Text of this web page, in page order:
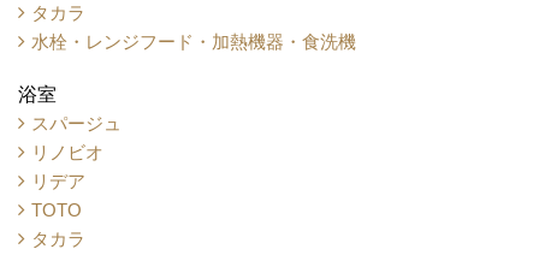
タカラ
水栓・レンジフード・加熱機器・食洗機
浴室
スパージュ
リノビオ
リデア
TOTO
タカラ